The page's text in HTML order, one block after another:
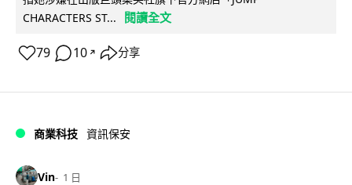
CHARACTERS ST...
閱讀全文
79 10 ↗ 分享
商業科技 資訊保安
Vin 1 日